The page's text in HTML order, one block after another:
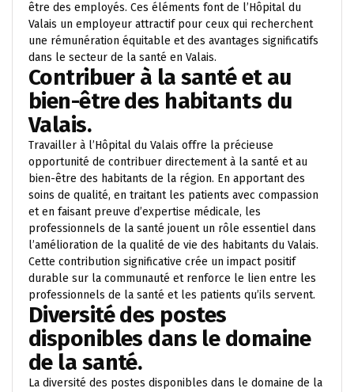
être des employés. Ces éléments font de l’Hôpital du
Valais un employeur attractif pour ceux qui recherchent
une rémunération équitable et des avantages significatifs
dans le secteur de la santé en Valais.
Contribuer à la santé et au
bien-être des habitants du
Valais.
Travailler à l’Hôpital du Valais offre la précieuse
opportunité de contribuer directement à la santé et au
bien-être des habitants de la région. En apportant des
soins de qualité, en traitant les patients avec compassion
et en faisant preuve d’expertise médicale, les
professionnels de la santé jouent un rôle essentiel dans
l’amélioration de la qualité de vie des habitants du Valais.
Cette contribution significative crée un impact positif
durable sur la communauté et renforce le lien entre les
professionnels de la santé et les patients qu’ils servent.
Diversité des postes
disponibles dans le domaine
de la santé.
La diversité des postes disponibles dans le domaine de la